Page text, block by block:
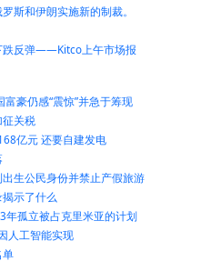
斯和伊朗实施新的制裁。
跌反弹——Kitco上午市场报
豪仍感“震惊”并急于筹现
关税
亿元 还要自建发电
生公民身份并禁止产假旅游
示了什么
年孤立被占克里米亚的计划
人工智能实现
单